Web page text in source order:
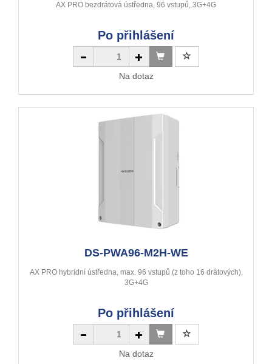
AX PRO bezdrátová ústředna, 96 vstupů, 3G+4G
Po přihlášení
Na dotaz
DS-PWA96-M2H-WE
AX PRO hybridní ústředna, max. 96 vstupů (z toho 16 drátových),
3G+4G
Po přihlášení
Na dotaz